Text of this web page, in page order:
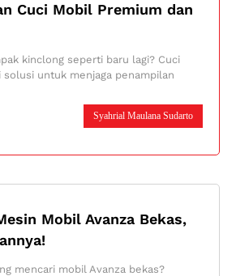
Cuci Mobil Premium dan
Syahrial Maulana Sudarto
kinclong seperti baru lagi? Cuci
solusi untuk menjaga penampilan
Mobil Avanza Bekas,
mencari mobil Avanza bekas?